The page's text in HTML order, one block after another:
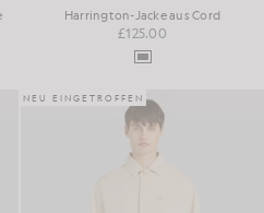
Harrington-Jacke aus Cord
£125.00
NEU EINGETROFFEN